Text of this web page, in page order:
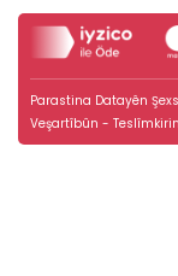
Parastina Datayên
Veşartîbûn -